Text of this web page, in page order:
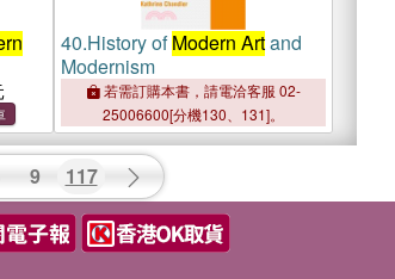
40.History ofModern Artand
Modernism
若需訂購本書，請電洽客服 02-
25006600[分機130、131]。
9 117